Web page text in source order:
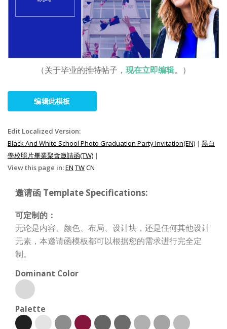
（关于毕业的推特帖子， 现在立即编辑。）
编辑此模板
Edit Localized Version:
Black And White School Photo Graduation Party Invitation(EN) | 黑白
學校照片畢業聚會邀請函(TW) |
View this page in:EN TWCN
邀请函 Template Specifications:
可定制的：
无论是内容、颜色、布局、设计块，还是任何其他设计
元素，本邀请函模板都可以根据您的需求进行完全定
制。
Dominant Color
Palette